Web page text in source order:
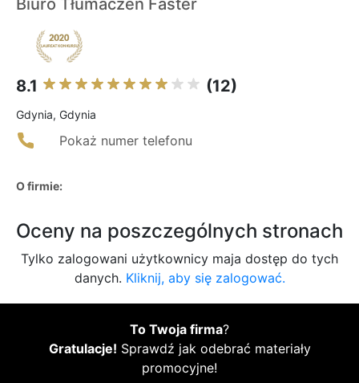
Biuro Tłumaczeń Faster
8.1 (12)
Gdynia, Gdynia
Pokaż numer telefonu
O firmie:
Oceny na poszczególnych stronach
Tylko zalogowani użytkownicy maja dostęp do tych
danych. Kliknij, aby się zalogować.
To Twoja firma?
Gratulacje! Sprawdź jak odebrać materiały
promocyjne!